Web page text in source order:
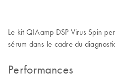
Le kit QIAamp DSP Virus Spin
sérum dans le cadre du
Performances